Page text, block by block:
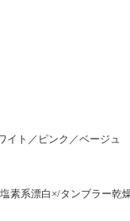
イト／ピンク／ベージュ
素系漂白×/タンブラー乾